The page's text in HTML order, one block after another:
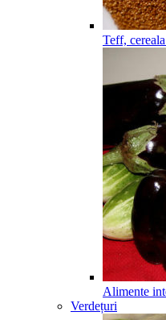
Teff,
Alimente
Verdețuri